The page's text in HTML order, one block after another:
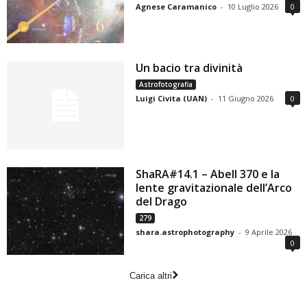
Agnese Caramanico - 10 Luglio 2026 0
Un bacio tra divinità
Astrofotografia
Luigi Civita (UAN) - 11 Giugno 2026 0
ShaRA#14.1 – Abell 370 e la
lente gravitazionale dell’Arco
del Drago
279
shara.astrophotography - 9 Aprile 2026
0
Carica altri